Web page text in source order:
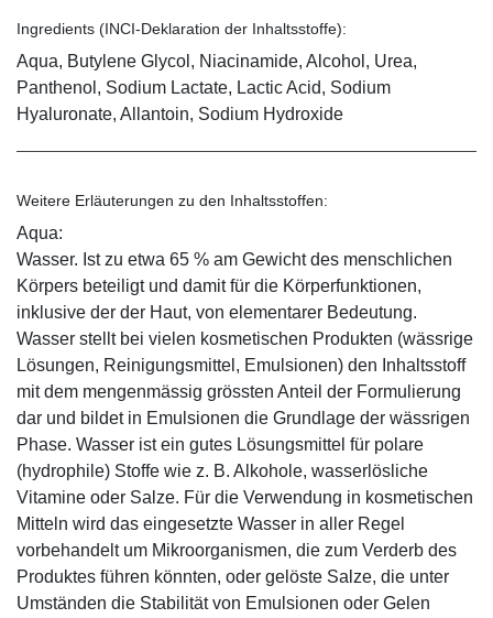
Ingredients (INCI-Deklaration der Inhaltsstoffe):
Aqua, Butylene Glycol, Niacinamide, Alcohol, Urea,
Panthenol, Sodium Lactate, Lactic Acid, Sodium
Hyaluronate, Allantoin, Sodium Hydroxide
Weitere Erläuterungen zu den Inhaltsstoffen:
Aqua:
Wasser. Ist zu etwa 65 % am Gewicht des menschlichen
Körpers beteiligt und damit für die Körperfunktionen,
inklusive der der Haut, von elementarer Bedeutung.
Wasser stellt bei vielen kosmetischen Produkten (wässrige
Lösungen, Reinigungsmittel, Emulsionen) den Inhaltsstoff
mit dem mengenmässig grössten Anteil der Formulierung
dar und bildet in Emulsionen die Grundlage der wässrigen
Phase. Wasser ist ein gutes Lösungsmittel für polare
(hydrophile) Stoffe wie z. B. Alkohole, wasserlösliche
Vitamine oder Salze. Für die Verwendung in kosmetischen
Mitteln wird das eingesetzte Wasser in aller Regel
vorbehandelt um Mikroorganismen, die zum Verderb des
Produktes führen könnten, oder gelöste Salze, die unter
Umständen die Stabilität von Emulsionen oder Gelen